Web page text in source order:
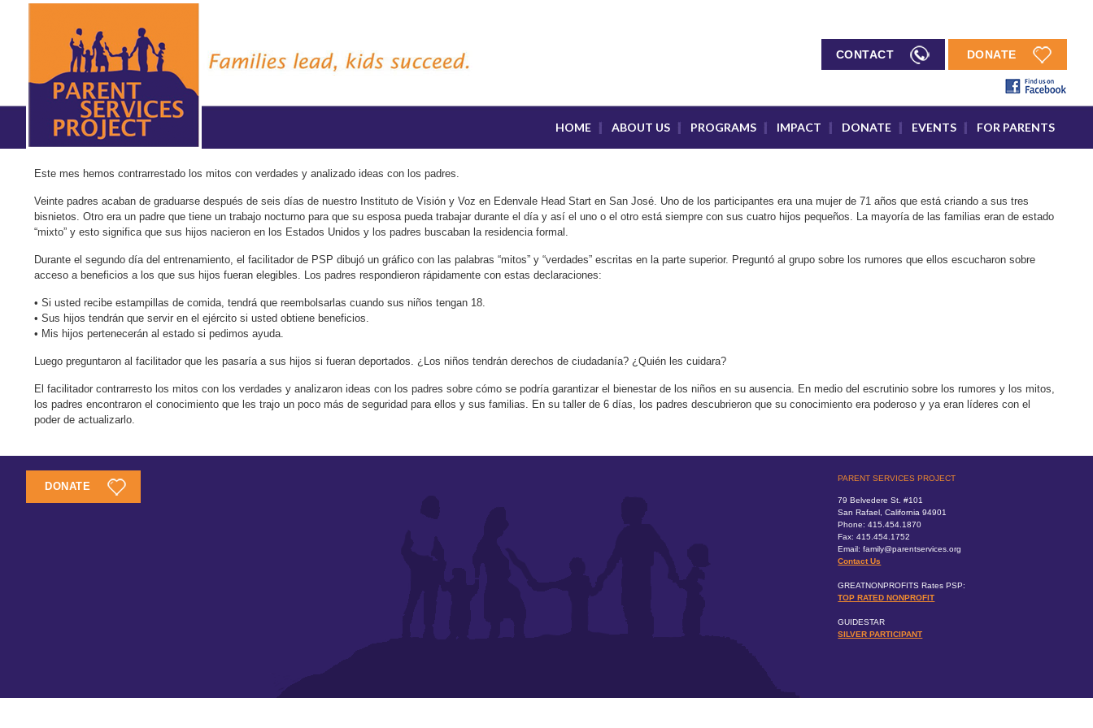
CONTACT DONATE
HOME ABOUT US PROGRAMS IMPACT DONATE EVENTS FOR PARENTS
Este mes hemos contrarrestado los mitos con verdades y analizado ideas con los padres.
Veinte padres acaban de graduarse después de seis días de nuestro Instituto de Visión y Voz en Edenvale Head Start en San José. Uno de los participantes era una mujer de 71 años que está criando a sus tres
bisnietos. Otro era un padre que tiene un trabajo nocturno para que su esposa pueda trabajar durante el día y así el uno o el otro está siempre con sus cuatro hijos pequeños. La mayoría de las familias eran de estado
“mixto” y esto significa que sus hijos nacieron en los Estados Unidos y los padres buscaban la residencia formal.
Durante el segundo día del entrenamiento, el facilitador de PSP dibujó un gráfico con las palabras “mitos” y “verdades” escritas en la parte superior. Preguntó al grupo sobre los rumores que ellos escucharon sobre
acceso a beneficios a los que sus hijos fueran elegibles. Los padres respondieron rápidamente con estas declaraciones:
• Si usted recibe estampillas de comida, tendrá que reembolsarlas cuando sus niños tengan 18.
• Sus hijos tendrán que servir en el ejército si usted obtiene beneficios.
• Mis hijos pertenecerán al estado si pedimos ayuda.
Luego preguntaron al facilitador que les pasaría a sus hijos si fueran deportados. ¿Los niños tendrán derechos de ciudadanía? ¿Quién les cuidara?
El facilitador contrarresto los mitos con los verdades y analizaron ideas con los padres sobre cómo se podría garantizar el bienestar de los niños en su ausencia. En medio del escrutinio sobre los rumores y los mitos,
los padres encontraron el conocimiento que les trajo un poco más de seguridad para ellos y sus familias. En su taller de 6 días, los padres descubrieron que su conocimiento era poderoso y ya eran líderes con el
poder de actualizarlo.
DONATE
PARENT SERVICES PROJECT
79 Belvedere St. #101
San Rafael, California 94901
Phone: 415.454.1870
Fax: 415.454.1752
Email: family@parentservices.org
Contact Us
GREATNONPROFITS Rates PSP:
TOP RATED NONPROFIT
GUIDESTAR
SILVER PARTICIPANT